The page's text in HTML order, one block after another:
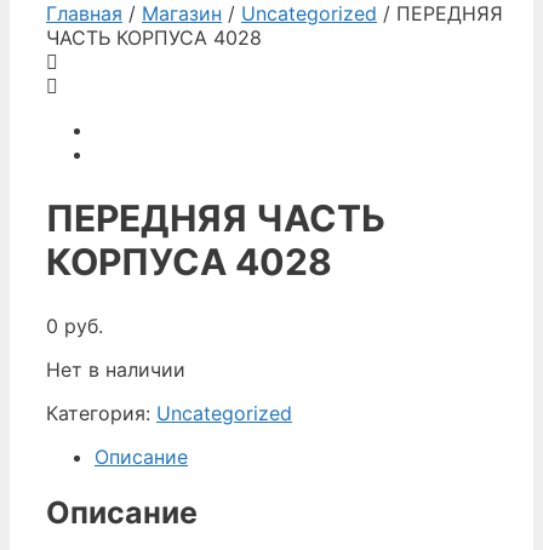
Главная / Магазин / Uncategorized / ПЕРЕДНЯЯ
ЧАСТЬ КОРПУСА 4028
ПЕРЕДНЯЯ ЧАСТЬ
КОРПУСА 4028
0 руб.
Нет в наличии
Категория: Uncategorized
Описание
Описание